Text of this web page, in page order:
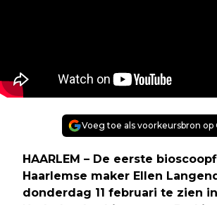
Voeg toe als voorkeursbron op
HAARLEM – De eerste
Haarlemse maker Ellen
donderdag 11 februari te zien in